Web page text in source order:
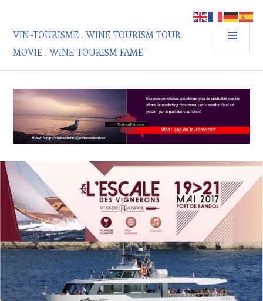
contenu
principal
VIN-TOURISME . WINE TOURISM TOUR
MOVIE . WINE TOURISM FAME